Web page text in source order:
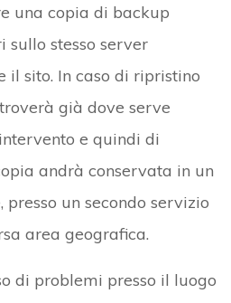
una copia di backup
sullo stesso server
il sito. In caso di ripristino
già dove serve
e quindi di
andrà conservata in un
un secondo servizio
area geografica.
di problemi presso il luogo